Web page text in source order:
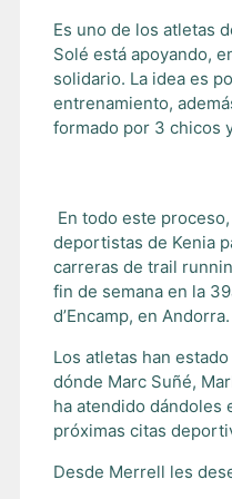
Es uno de los atletas
Solé está apoyando,
solidario. La idea es
entrenamiento,
formado por 3 chicos
En todo este
deportistas de Kenia
carreras de trail
fin de semana en la
d’Encamp, en Andorra.
Los atletas han
dónde Marc Suñé,
ha atendido dándoles
próximas citas
Desde Merrell les